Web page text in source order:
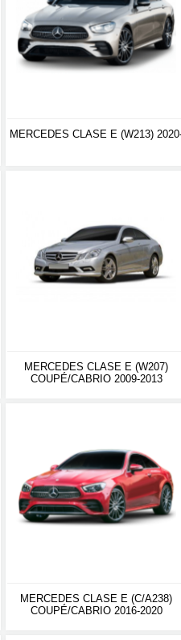
MERCEDES CLASE E (W213)
MERCEDES CLASE E (W207)
COUPÉ/CABRIO 2009-2013
MERCEDES CLASE E (C/A238)
COUPÉ/CABRIO 2016-2020